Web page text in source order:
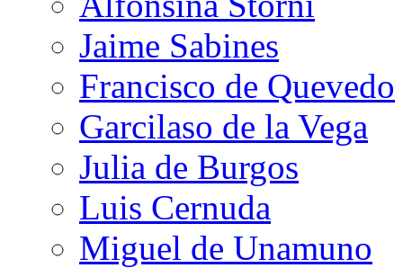
Jaime Sabines
Francisco de Quevedo
Garcilaso de la Vega
Julia de Burgos
Luis Cernuda
Miguel de Unamuno